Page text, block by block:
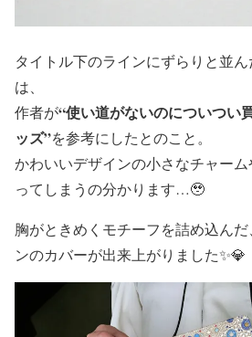
タイトル下のラインにずらりと並
は、
作者が“使い道がないのについつい
ッズ”を参考にしたとのこと。
かわいいデザインの小さなチャー
ってしまうの分かります…🥹
胸がときめくモチーフを詰め込ん
ンのカバーが出来上がりました✨💎